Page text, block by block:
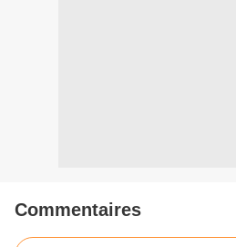
Commentaires